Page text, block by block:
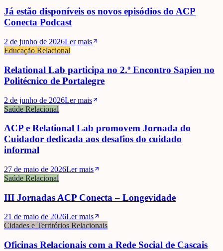
Já estão disponíveis os novos episódios do ACP
Conecta Podcast
2 de junho de 2026Ler mais
Educação Relacional
Relational Lab participa no 2.º Encontro Sapien no
Politécnico de Portalegre
2 de junho de 2026Ler mais
Saúde Relacional
ACP e Relational Lab promovem Jornada do
Cuidador dedicada aos desafios do cuidado
informal
27 de maio de 2026Ler mais
Saúde Relacional
III Jornadas ACP Conecta – Longevidade
21 de maio de 2026Ler mais
Cidades e Territórios Relacionais
Oficinas Relacionais com a Rede Social de Cascais